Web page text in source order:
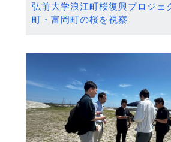
弘前大学浪江町桜復興プロジ
町・富岡町の桜を視察